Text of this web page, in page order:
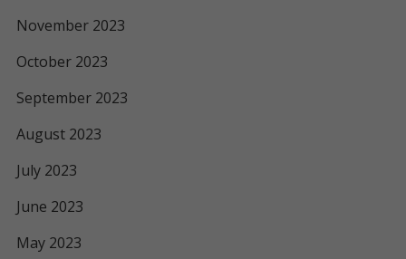
November 2023
October 2023
September 2023
August 2023
July 2023
June 2023
May 2023